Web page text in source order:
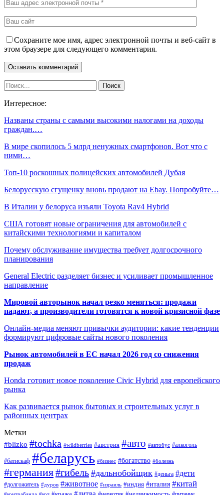
Сохраните мое имя, адрес электронной почты и веб-сайт в
этом браузере для следующего комментария.
Интересное:
Названы страны с самыми высокими налогами на доходы
граждан.…
В мире скопилось 5 млрд ненужных смартфонов. Вот что с
ними…
Топ-10 роскошных полицейских автомобилей Дубая
Белорусскую сгущенку вновь продают на Ebay. Попробуйте…
В Италии у белоруса изъяли Toyota Rav4 Hybrid
США готовят новые ограничения для автомобилей с
китайскими технологиями и капиталом
Почему обслуживание имущества требует долгосрочного
планирования
General Electric разделяет бизнес и усиливает промышленное
направление
Мировой авторынок начал резко меняться: продажи
падают, а производители готовятся к новой кризисной фазе
Онлайн-медиа меняют привычки аудитории: какие тенденции
формируют цифровые сайты нового поколения
Рынок автомобилей в ЕС начал 2026 год со снижения
продаж
Honda готовит новое поколение Civic Hybrid для европейского
рынка
Как развивается рынок бытовых и строительных услуг в
районных центрах
Метки
#blizko #tochka #wildberries #австрия #авто #автобус #алкоголь
#батискаф #беларусь #бизнес #богатство #болезнь
#германия#гибель #дальнобойщик #деньга #дети
#долгожитель #дуров #животное #израиль #индия #италия #китай
#литва